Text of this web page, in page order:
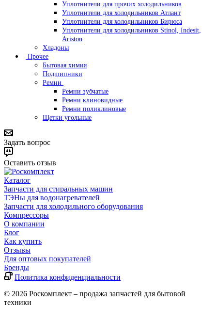
Уплотнители для прочих холодильников
Уплотнители для холодильников Атлант
Уплотнители для холодильников Бирюса
Уплотнители для холодильников Stinol, Indesit,
Ariston
Хладоны
Прочее
Бытовая химия
Подшипники
Ремни
Ремни зубчатые
Ремни клиновидные
Ремни поликлиновые
Щетки угольные
Задать вопрос
Оставить отзыв
Каталог
Запчасти для стиральных машин
ТЭНы для водонагревателей
Запчасти для холодильного оборудования
Компрессоры
О компании
Блог
Как купить
Отзывы
Для оптовых покупателей
Бренды
Политика конфиденциальности
© 2026 Роскомплект – продажа запчастей для бытовой
техники